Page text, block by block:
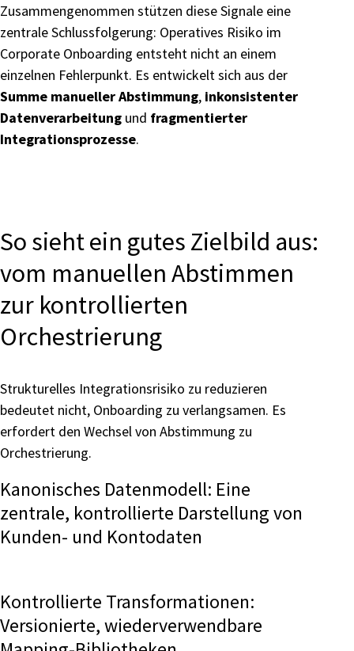
Zusammengenommen stützen diese Signale eine
zentrale Schlussfolgerung: Operatives Risiko im
Corporate Onboarding entsteht nicht an einem
einzelnen Fehlerpunkt. Es entwickelt sich aus der
Summe manueller Abstimmung, inkonsistenter
Datenverarbeitung und fragmentierter
Integrationsprozesse.
So sieht ein gutes Zielbild aus:
vom manuellen Abstimmen
zur kontrollierten
Orchestrierung
Strukturelles Integrationsrisiko zu reduzieren
bedeutet nicht, Onboarding zu verlangsamen. Es
erfordert den Wechsel von Abstimmung zu
Orchestrierung.
Kanonisches Datenmodell: Eine
zentrale, kontrollierte Darstellung von
Kunden- und Kontodaten
Kontrollierte Transformationen:
Versionierte, wiederverwendbare